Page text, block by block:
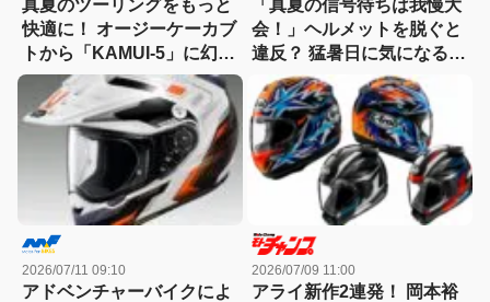
真夏のツーリングをもっと
快適に！ オージーケーカブ
トから「KAMUI-5」に幻想
的な新グラフィック”ルノ
ア”登場
「真夏の信号待ちは我慢大
会！」ヘルメットを脱ぐと
違反？ 猛暑日に気になる交
通ルール【バイクQ & A】
2026/07/11 09:10
アドベンチャーバイクによ
2026/07/09 11:00
アライ新作2連発！ 岡本裕